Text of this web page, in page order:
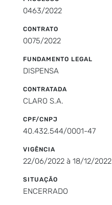
0463/2022
CONTRATO
0075/2022
FUNDAMENTO LEGAL
DISPENSA
CONTRATADA
CLARO S.A.
CPF/CNPJ
40.432.544/0001-47
VIGÊNCIA
22/06/2022 à 18/12/2022
SITUAÇÃO
ENCERRADO